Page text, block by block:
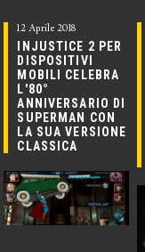
12 Aprile 2018
INJUSTICE 2 PER
DISPOSITIVI
MOBILI CELEBRA
L'80°
ANNIVERSARIO DI
SUPERMAN CON
LA SUA VERSIONE
CLASSICA